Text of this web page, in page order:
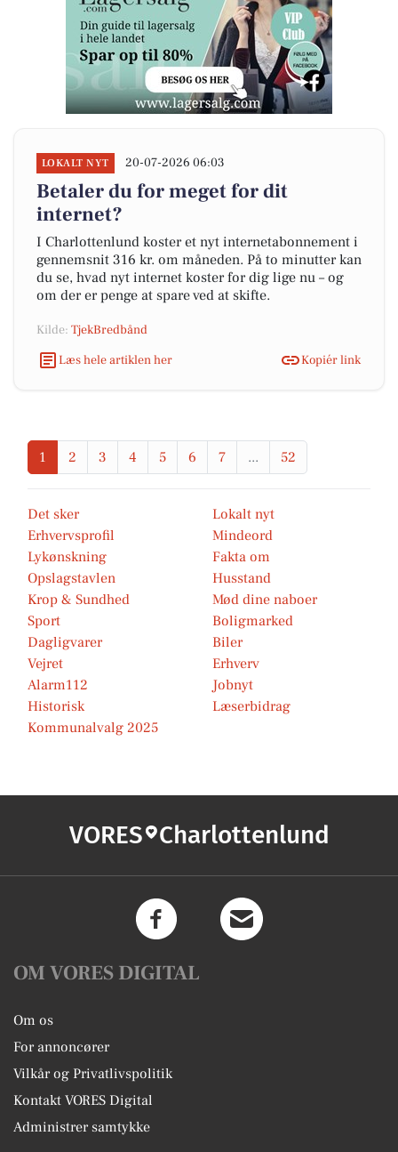
LOKALT NYT 20-07-2026 06:03
Betaler du for meget for dit
internet?
I Charlottenlund koster et nyt internetabonnement i
gennemsnit 316 kr. om måneden. På to minutter kan
du se, hvad nyt internet koster for dig lige nu – og
om der er penge at spare ved at skifte.
Kilde: TjekBredbånd
Læs hele artiklen her
Kopiér link
1 2 3 4 5 6 7 ... 52
Det sker
Lokalt nyt
Erhvervsprofil
Mindeord
Lykønskning
Fakta om
Opslagstavlen
Husstand
Krop & Sundhed
Mød dine naboer
Sport
Boligmarked
Dagligvarer
Biler
Vejret
Erhverv
Alarm112
Jobnyt
Historisk
Læserbidrag
Kommunalvalg 2025
VORES Charlottenlund
OM VORES DIGITAL
Om os
For annoncører
Vilkår og Privatlivspolitik
Kontakt VORES Digital
Administrer samtykke